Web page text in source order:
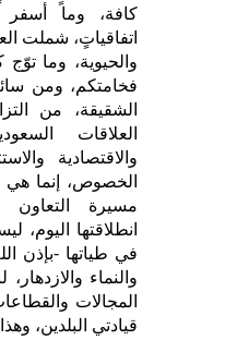
كافة، وما
اتفاقياتٍ، شملت
والحيوية، وما
فخامتكم، ومن
الشقيقة، من
العلاقات
والاقتصادية
الخصوص، إنما هي
مسيرة التعاون
انطلاقتها اليوم،
في طياتها -بإذن
والنماء
المجالات
قيادتي البلدين،